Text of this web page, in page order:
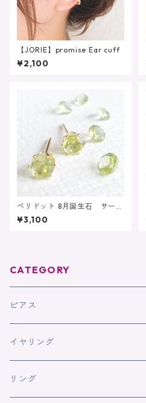
【JORIE】promise Ear cuff
¥2,100
ペリドット 8月誕生石 サージ
カルステンレス刻印 （ピア
ス/イヤリング）
¥3,100
CATEGORY
ピアス
イヤリング
リング